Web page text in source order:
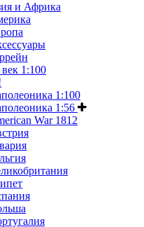
и Африка
1:100
1:100
1:56
War 1812